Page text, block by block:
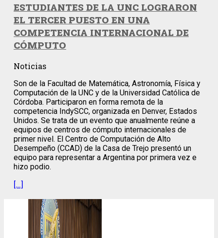
ESTUDIANTES DE LA UNC LOGRARON
EL TERCER PUESTO EN UNA
COMPETENCIA INTERNACIONAL DE
CÓMPUTO
Noticias
Son de la Facultad de Matemática, Astronomía, Física y
Computación de la UNC y de la Universidad Católica de
Córdoba. Participaron en forma remota de la
competencia IndySCC, organizada en Denver, Estados
Unidos. Se trata de un evento que anualmente reúne a
equipos de centros de cómputo internacionales de
primer nivel. El Centro de Computación de Alto
Desempeño (CCAD) de la Casa de Trejo presentó un
equipo para representar a Argentina por primera vez e
hizo podio.
[…]